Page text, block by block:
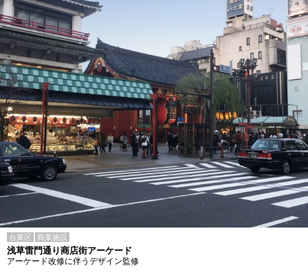
台東区 商業施設
浅草雷門通り商店街アーケード
アーケード改修に伴うデザイン監修